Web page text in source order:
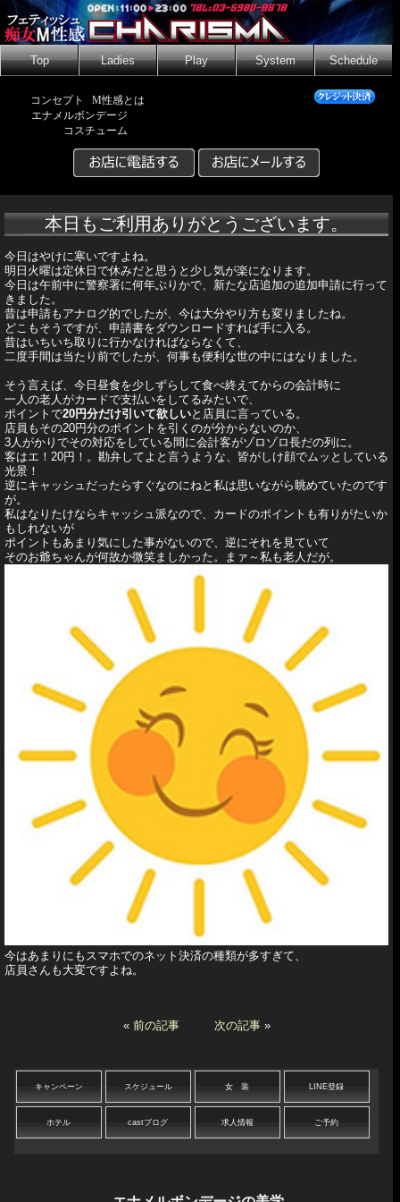
Top Ladies Play System Schedule
コンセプト
M性感とは
エナメルボンデージ
コスチューム
本日もご利用ありがとうございます。
今日はやけに寒いですよね。
明日火曜は定休日で休みだと思うと少し気が楽になります。
今日は午前中に警察署に何年ぶりかで、新たな店追加の追加申請に行って
きました。
昔は申請もアナログ的でしたが、今は大分やり方も変りましたね。
どこもそうですが、申請書をダウンロードすれば手に入る。
昔はいちいち取りに行かなければならなくて、
二度手間は当たり前でしたが、何事も便利な世の中にはなりました。
そう言えば、今日昼食を少しずらして食べ終えてからの会計時に
一人の老人がカードで支払いをしてるみたいで、
ポイントで20円分だけ引いて欲しいと店員に言っている。
店員もその20円分のポイントを引くのが分からないのか、
3人がかりでその対応をしている間に会計客がゾロゾロ長だの列に。
客はエ！20円！。勘弁してよと言うような、皆がしけ顔でムッとしている
光景！
逆にキャッシュだったらすぐなのにねと私は思いながら眺めていたのです
が。
私はなりたけならキャッシュ派なので、カードのポイントも有りがたいか
もしれないが
ポイントもあまり気にした事がないので、逆にそれを見ていて
そのお爺ちゃんが何故か微笑ましかった。まァ～私も老人だが。
今はあまりにもスマホでのネット決済の種類が多すぎて、
店員さんも大変ですよね。
« 前の記事 次の記事»
キャンペーン スケジュール 女 装 LINE登録
ホテル castブログ 求人情報 ご予約